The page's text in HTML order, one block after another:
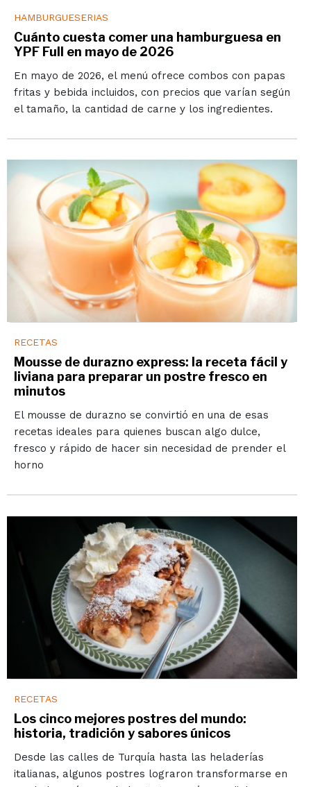
HAMBURGUESERIAS
Cuánto cuesta comer una hamburguesa en
YPF Full en mayo de 2026
En mayo de 2026, el menú ofrece combos con papas
fritas y bebida incluidos, con precios que varían según
el tamaño, la cantidad de carne y los ingredientes.
RECETAS
Mousse de durazno express: la receta fácil y
liviana para preparar un postre fresco en
minutos
El mousse de durazno se convirtió en una de esas
recetas ideales para quienes buscan algo dulce,
fresco y rápido de hacer sin necesidad de prender el
horno
RECETAS
Los cinco mejores postres del mundo:
historia, tradición y sabores únicos
Desde las calles de Turquía hasta las heladerías
italianas, algunos postres lograron transformarse en